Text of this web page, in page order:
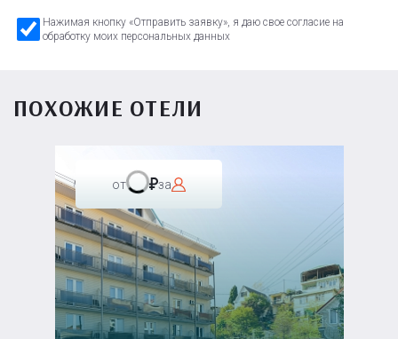
Нажимая кнопку «Отправить заявку», я даю свое согласие на
обработку моих персональных данных
ПОХОЖИЕ ОТЕЛИ
от за